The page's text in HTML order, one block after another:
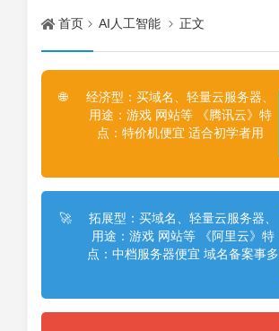
首页 AI人工智能 正文
🌐
经济型：买域名、轻量云服务器、
用途：游戏 网站等 《腾讯云》特
点：特价机便宜 适合初学者用
🚀
拓展型：买域名、轻量云服务器、
用途：游戏 网站等 《阿里云》特
点：中档服务器便宜 域名备案事多